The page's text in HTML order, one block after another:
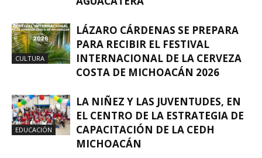
CULTURA
LÁZARO CÁRDENAS SE PREPARA
PARA RECIBIR EL FESTIVAL
INTERNACIONAL DE LA CERVEZA
COSTA DE MICHOACÁN 2026
EDUCACIÓN
LA NIÑEZ Y LAS JUVENTUDES, EN
EL CENTRO DE LA ESTRATEGIA DE
CAPACITACIÓN DE LA CEDH
MICHOACÁN